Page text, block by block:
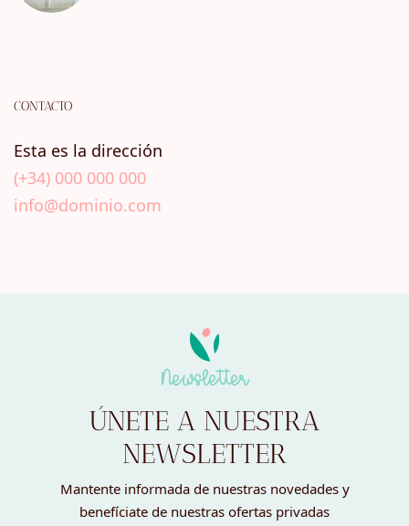
CONTACTO
Esta es la dirección
(+34) 000 000 000
info@dominio.com
Newsletter
ÚNETE A NUESTRA
NEWSLETTER
Mantente informada de nuestras novedades y
benefíciate de nuestras ofertas privadas